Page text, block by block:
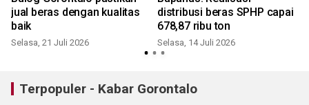
jual beras dengan kualitas
baik
Selasa, 21 Juli 2026
distribusi beras SPHP capai
678,87 ribu ton
Selasa, 14 Juli 2026
Terpopuler - Kabar Gorontalo